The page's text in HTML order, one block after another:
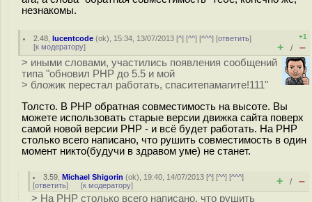
незнакомы.
2.48 ,lucentcode (ok), 15:34, 13/07/2013 [^] [^^] [^^^] [ответить]
[к модератору]
+1
+ / –
> иными словами, участились появления сообщений
типа "обновил РНР до 5.5 и мой
> бложик перестал работать, спаситепамагите!111"
Толсто. В PHP обратная совместимость на высоте. Вы
можете использовать старые версии движка сайта поверх
самой новой версии PHP - и всё будет работать. На PHP
столько всего написано, что рушить совместимость в один
момент никто(будучи в здравом уме) не станет.
3.59 ,Michael Shigorin (ok), 19:40, 14/07/2013 [^] [^^] [^^^]
[ответить] [к модератору] + / –
> На PHP столько всего написано, что рушить